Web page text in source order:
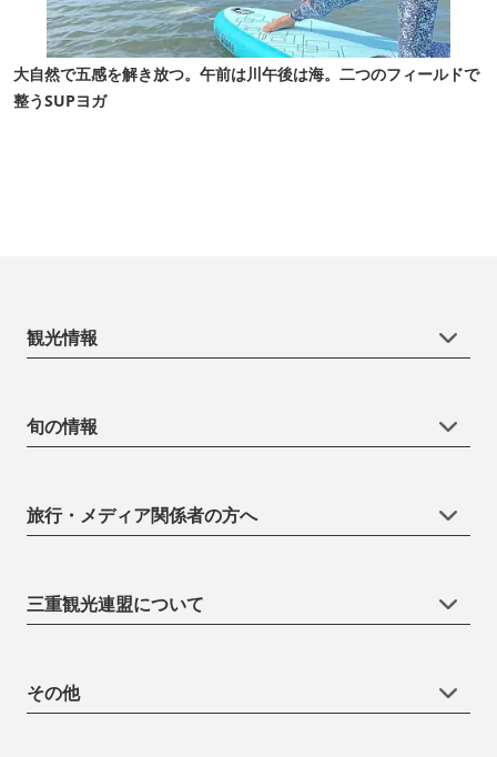
大自然で五感を解き放つ。午前は川午後は海。二つのフィールドで
整うSUPヨガ
観光情報
旬の情報
旅行・メディア関係者の方へ
三重観光連盟について
その他